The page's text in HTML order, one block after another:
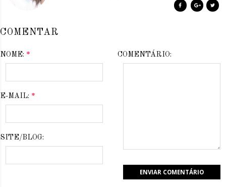
COMENTAR
NOME: *
E-MAIL: *
SITE/BLOG:
COMENTÁRIO: